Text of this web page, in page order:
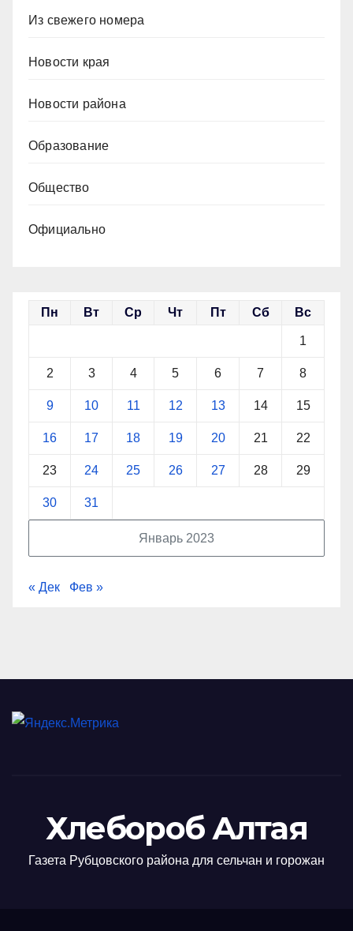
Из свежего номера
Новости края
Новости района
Образование
Общество
Официально
Январь 2023
Пн Вт Ср Чт Пт Сб Вс
1
2 3 4 5 6 7 8
9 10 11 12 13 14 15
16 17 18 19 20 21 22
23 24 25 26 27 28 29
30 31
« Дек Фев »
Хлебороб Алтая
Газета Рубцовского района для сельчан и горожан